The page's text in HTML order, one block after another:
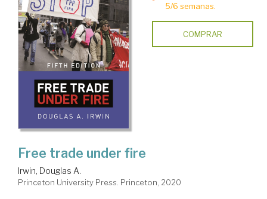
5/6 semanas.
COMPRAR
Free trade under fire
Irwin, Douglas A.
Princeton University Press. Princeton, 2020